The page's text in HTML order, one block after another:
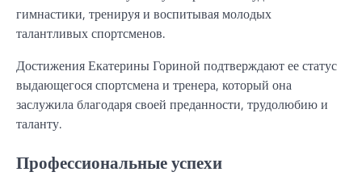
гимнастики, тренируя и воспитывая молодых
талантливых спортсменов.
Достижения Екатерины Гориной подтверждают ее статус
выдающегося спортсмена и тренера, который она
заслужила благодаря своей преданности, трудолюбию и
таланту.
Профессиональные успехи